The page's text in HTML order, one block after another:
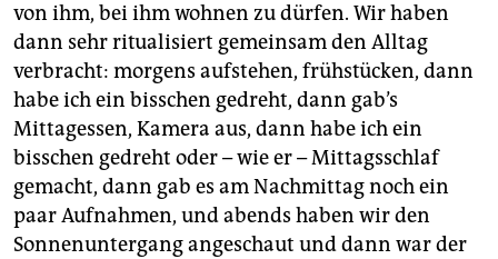
von ihm, bei ihm wohnen zu dürfen. Wir haben
dann sehr ritualisiert gemeinsam den Alltag
verbracht: morgens aufstehen, frühstücken, dann
habe ich ein bisschen gedreht, dann gab’s
Mittagessen, Kamera aus, dann habe ich ein
bisschen gedreht oder – wie er – Mittagsschlaf
gemacht, dann gab es am Nachmittag noch ein
paar Aufnahmen, und abends haben wir den
Sonnenuntergang angeschaut und dann war der